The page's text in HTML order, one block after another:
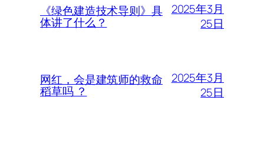
《绿色建造技术导则》具
体讲了什么？
2025年3月
25日
网红，会是建筑师的救命
稻草吗 ？
2025年3月
25日